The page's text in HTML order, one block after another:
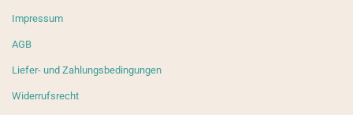
Impressum
AGB
Liefer- und Zahlungsbedingungen
Widerrufsrecht